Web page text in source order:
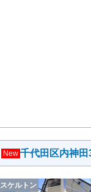
New 千代田区内神
スケルトン